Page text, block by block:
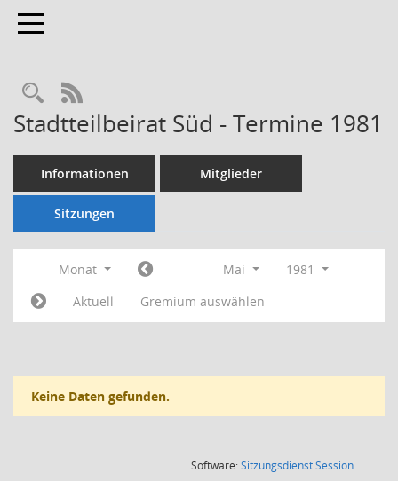
Toggle navigation
Rechercheauswahl
RSS-Feed
Stadtteilbeirat Süd - Termine 1981
Informationen Mitglieder
Sitzungen
Monat Mai
1981
Aktuell
Gremium auswählen
Keine Daten gefunden.
Software:SitzungsdienstSession(Wird in